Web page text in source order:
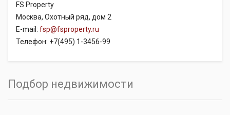
FS Property
Москва, Охотный ряд, дом 2
E-mail: fsp@fsproperty.ru
Телефон: +7(495) 1-3456-99
Подбор недвижимости